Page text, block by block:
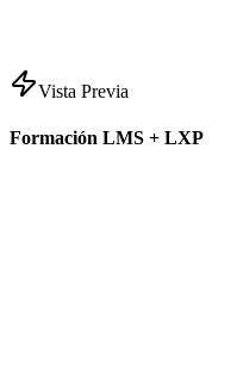
Vista Previa
Formación LMS + LXP